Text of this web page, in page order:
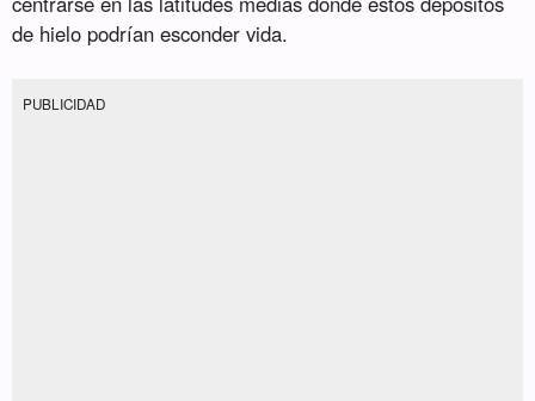
de hielo podrían esconder vida.
PUBLICIDAD